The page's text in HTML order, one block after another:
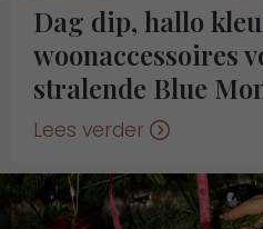
Dag dip, hallo
woonaccessoires
stralende Blue
Lees verder